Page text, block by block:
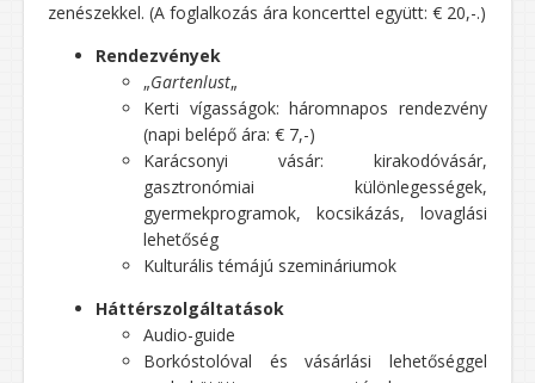
zenészekkel. (A foglalkozás ára koncerttel együtt: € 20,-.)
Rendezvények
„Gartenlust„
Kerti vígasságok: háromnapos rendezvény
(napi belépő ára: € 7,-)
Karácsonyi vásár: kirakodóvásár,
gasztronómiai különlegességek,
gyermekprogramok, kocsikázás, lovaglási
lehetőség
Kulturális témájú szemináriumok
Háttérszolgáltatások
Audio-guide
Borkóstolóval és vásárlási lehetőséggel